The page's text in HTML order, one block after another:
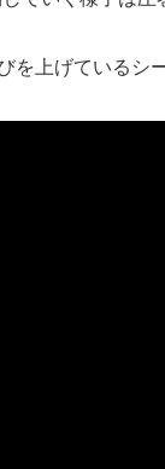
を上げているシ